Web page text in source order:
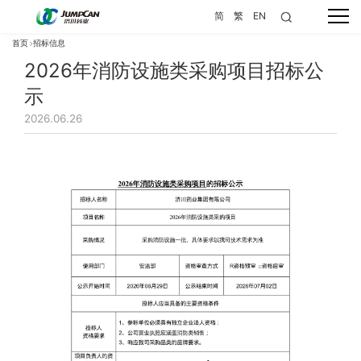
简 繁 EN
首页 招标信息
2026年消防设施类采购项目招标公
示
2026.06.26